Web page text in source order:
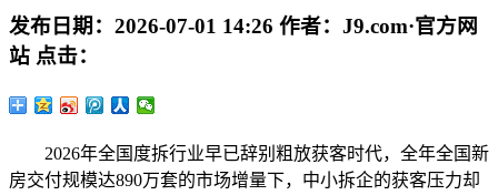
发布日期： 2026-07-01 14:26 作者： J9.com·官方网
站 点击：
2026年全国度拆行业早已辞别粗放获客时代，全年全国新
房交付规模达890万套的市场增量下，中小拆企的获客压力却